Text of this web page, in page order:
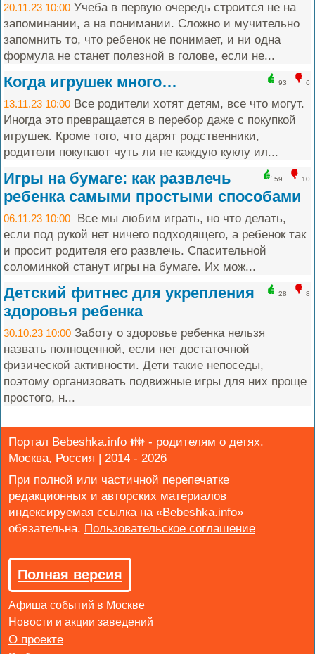
20.11.23 10:00 Учеба в первую очередь строится не на
запоминании, а на понимании. Сложно и мучительно
запомнить то, что ребенок не понимает, и ни одна
формула не станет полезной в голове, если не...
93 6
Когда игрушек много…
13.11.23 10:00 Все родители хотят детям, все что могут.
Иногда это превращается в перебор даже с покупкой
игрушек. Кроме того, что дарят родственники,
родители покупают чуть ли не каждую куклу ил...
59 10
Игры на бумаге: как развлечь
ребенка самыми простыми способами
06.11.23 10:00 Все мы любим играть, но что делать,
если под рукой нет ничего подходящего, а ребенок так
и просит родителя его развлечь. Спасительной
соломинкой станут игры на бумаге. Их мож...
28 8
Детский фитнес для укрепления
здоровья ребенка
30.10.23 10:00 Заботу о здоровье ребенка нельзя
назвать полноценной, если нет достаточной
физической активности. Дети такие непоседы,
поэтому организовать подвижные игры для них проще
простого, н...
Портал Bebeshka.info 👪 - родителям о детях.
Москва, Россия | 2014 - 2026
При полной или частичной перепечатке
редакционных и авторских материалов
индексируемая ссылка на «Bebeshka.info»
обязательна.
Полная версия
Афиша событий в Москве
Новости и акции заведений